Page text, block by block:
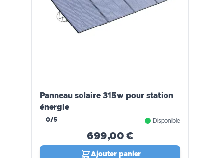
Panneau solaire 315w pour station
énergie
0/5 Disponible
699,00 €
Ajouter panier